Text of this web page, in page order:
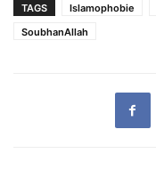
TAGS Islamophobie
SoubhanAllah